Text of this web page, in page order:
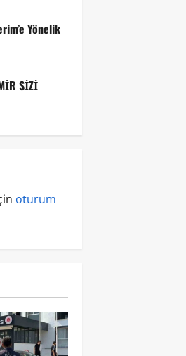
Yönelik
SİZİ
oturum